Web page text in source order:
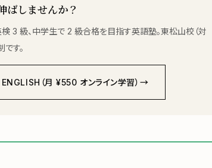
ばしませんか？
3 級、中学生で 2 級合格を目指す英語塾。東松山校（対
す。
（月 ¥550 オンライン学習）→